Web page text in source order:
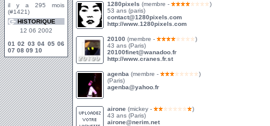
il y a 295 mois
(#1421)
HISTORIQUE
12 06 2002
01 02 03 04 05 06
07 08 09 10
1280pixels (membre -
)
53 ans (paris)
contact@1280pixels.com
http://www.1280pixels.com
20100 (membre -
)
43 ans (Paris)
20100finet@wanadoo.fr
http://www.cranes.fr.st
agenba (membre -
)
(Paris)
agenba@yahoo.fr
airone (mickey -
)
43 ans (Paris)
airone@nerim.net